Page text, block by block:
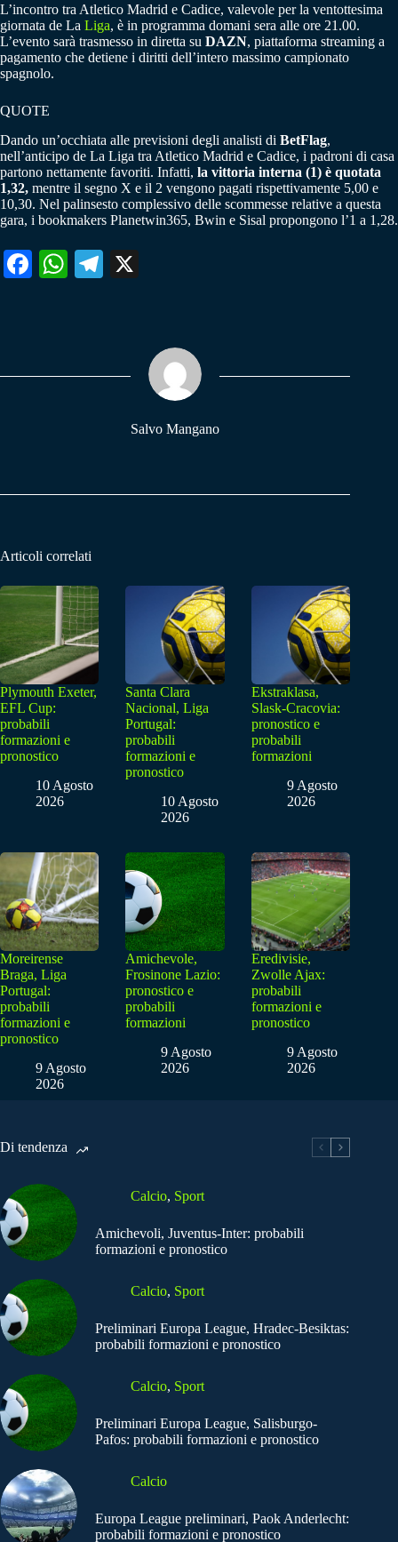
L’incontro tra Atletico Madrid e Cadice, valevole per la ventottesima
giornata de La Liga, è in programma domani sera alle ore 21.00.
L’evento sarà trasmesso in diretta su DAZN, piattaforma streaming a
pagamento che detiene i diritti dell’intero massimo campionato
spagnolo.
QUOTE
Dando un’occhiata alle previsioni degli analisti di BetFlag,
nell’anticipo de La Liga tra Atletico Madrid e Cadice, i padroni di casa
partono nettamente favoriti. Infatti, la vittoria interna (1) è quotata
1,32, mentre il segno X e il 2 vengono pagati rispettivamente 5,00 e
10,30. Nel palinsesto complessivo delle scommesse relative a questa
gara, i bookmakers Planetwin365, Bwin e Sisal propongono l’1 a 1,28.
Fa W
pp
Te
m
Salvo Mangano
Articoli correlati
Plymouth Exeter,
EFL Cup:
probabili
formazioni e
pronostico
10 Agosto
2026
Santa Clara
Nacional, Liga
Portugal:
probabili
formazioni e
pronostico
10 Agosto
2026
Ekstraklasa,
Slask-Cracovia:
pronostico e
probabili
formazioni
9 Agosto
2026
Moreirense
Braga, Liga
Portugal:
probabili
formazioni e
pronostico
9 Agosto
2026
Amichevole,
Frosinone Lazio:
pronostico e
probabili
formazioni
9 Agosto
2026
Eredivisie,
Zwolle Ajax:
probabili
formazioni e
pronostico
9 Agosto
2026
Di tendenza
Calcio, Sport
Amichevoli, Juventus-Inter: probabili
formazioni e pronostico
Calcio, Sport
Preliminari Europa League, Hradec-Besiktas:
probabili formazioni e pronostico
Calcio, Sport
Preliminari Europa League, Salisburgo-
Pafos: probabili formazioni e pronostico
Calcio
Europa League preliminari, Paok Anderlecht:
probabili formazioni e pronostico